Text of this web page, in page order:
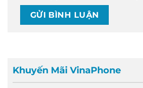
Khuyến Mãi VinaPhone